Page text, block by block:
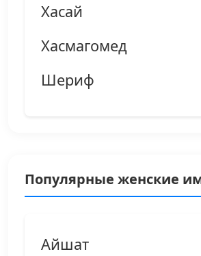
Хасай
Хасмагомед
Шериф
Популярные женские
Айшат